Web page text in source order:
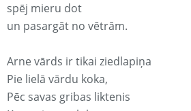
spēj mieru dot
un pasargāt no vētrām.
Arne vārds ir tikai ziedlapiņa
Pie lielā vārdu koka,
Pēc savas gribas liktenis